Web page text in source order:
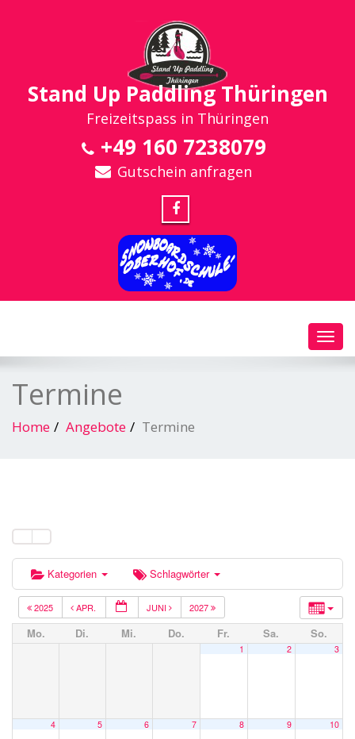
Stand Up Paddling Thüringen
Freizeitspass in Thüringen
+49 160 7238079
Gutschein anfragen
Termine
Home Angebote Termine
Kategorien Schlagwörter
2025 APR. JUNI 2027
Mo. Di. Mi. Do. Fr. Sa. So.
1 2 3
4 5 6 7 8 9 10